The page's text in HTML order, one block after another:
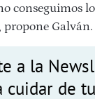
conseguimos
propone Galván.
a la
cuidar de